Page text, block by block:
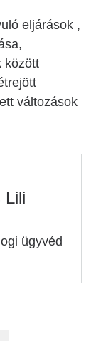
eljárások ,
között
változások
Lili
ügyvéd